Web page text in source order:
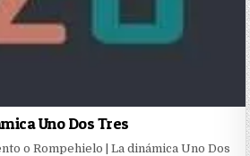
Uno Dos Tres
o Rompehielo | La dinámica Uno Dos